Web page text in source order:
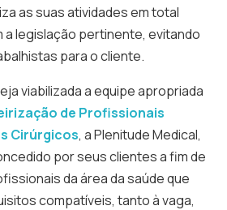
as suas atividades em total
a legislação pertinente, evitando
para o cliente.
viabilizada a equipe apropriada
de Profissionais
Cirúrgicos, a Plenitude Medical,
por seus clientes a fim de
da área da saúde que
compatíveis, tanto à vaga,